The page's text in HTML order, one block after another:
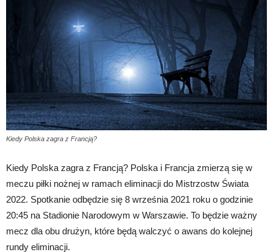
Kiedy Polska zagra z Francją?
Kiedy Polska zagra z Francją? Polska i Francja zmierzą się w
meczu piłki nożnej w ramach eliminacji do Mistrzostw Świata
2022. Spotkanie odbędzie się 8 września 2021 roku o godzinie
20:45 na Stadionie Narodowym w Warszawie. To będzie ważny
mecz dla obu drużyn, które będą walczyć o awans do kolejnej
rundy eliminacji.